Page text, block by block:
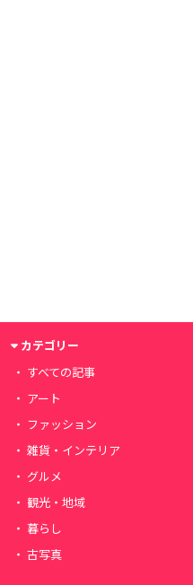
カテゴリー
すべての記事
アート
ファッション
雑貨・インテリア
グルメ
観光・地域
暮らし
古写真